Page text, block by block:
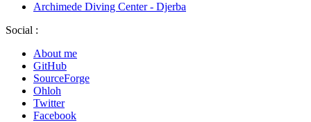
Archimede Diving Center - Djerba
Social :
About me
GitHub
SourceForge
Ohloh
Twitter
Facebook